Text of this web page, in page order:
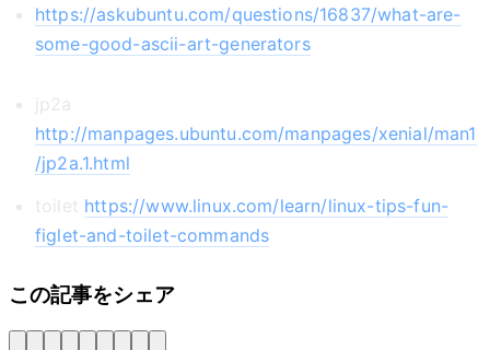
https://askubuntu.com/questions/16837/what-are-
some-good-ascii-art-generators
jp2a
http://manpages.ubuntu.com/manpages/xenial/man1
/jp2a.1.html
toilet https://www.linux.com/learn/linux-tips-fun-
figlet-and-toilet-commands
この記事をシェア